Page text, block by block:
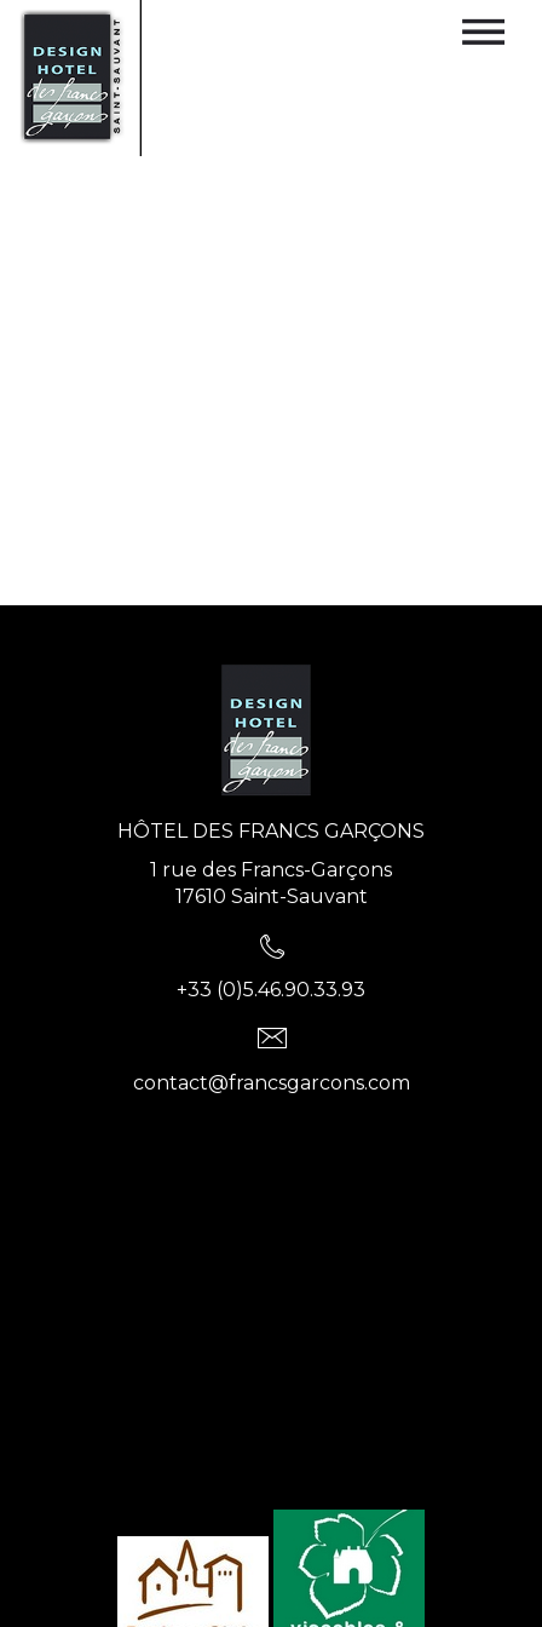
HÔTEL DES FRANCS GARÇONS
1 rue des Francs-Garçons
17610 Saint-Sauvant
+33 (0)5.46.90.33.93
contact@francsgarcons.com